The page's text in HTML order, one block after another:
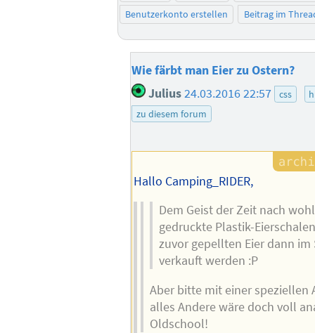
Benutzerkonto erstellen
Beitrag im
Wie färbt man Eier zu Ostern?
Julius 24.03.2016 22:57 css
zu diesem forum
Hallo Camping_RIDER,
Dem Geist der Zeit nach
gedruckte Plastik-
zuvor gepellten Eier dann
verkauft werden :P
Aber bitte mit einer speziellen
alles Andere wäre doch voll
Oldschool!